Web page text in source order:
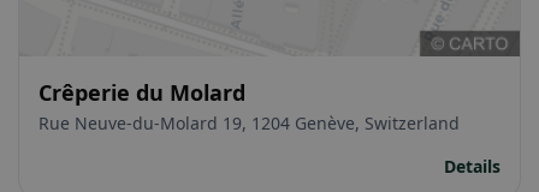
Crêperie du Molard
Rue Neuve-du-Molard 19, 1204 Genève, Switzerland
Details